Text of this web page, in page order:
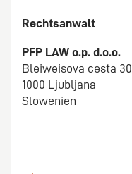
Rechtsanwalt
PFP LAW o.p. d.o.o.
Bleiweisova cesta 30
1000 Ljubljana
Slowenien